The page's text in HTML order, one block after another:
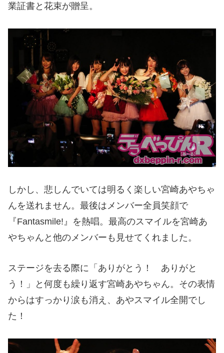
業証書と花束が贈呈。
しかし、悲しんでいては明るく楽しい宮崎あやちゃ
んを送れません。最後はメンバー全員笑顔で
『Fantasmile!』を熱唱。最高のスマイルを宮崎あ
やちゃんと他のメンバーも見せてくれました。
ステージを去る際に「ありがとう！ ありがと
う！」と何度も繰り返す宮崎あやちゃん。その表情
からはすっかり涙も消え、あやスマイル全開でし
た！